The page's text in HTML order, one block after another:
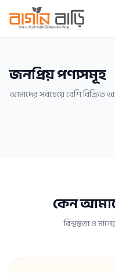
জনপ্রিয় পণ্যসমূহ
আমাদের সবচেয়ে বেশি
কেন
বিশ্বস্ততা ও